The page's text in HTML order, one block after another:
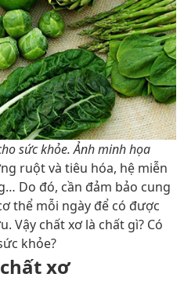
sức khỏe. Ảnh minh họa
ruột và tiêu hóa, hệ miễn
Do đó, cần đảm bảo cung
thể mỗi ngày để có được
Vậy chất xơ là chất gì? Có
khỏe?
xơ